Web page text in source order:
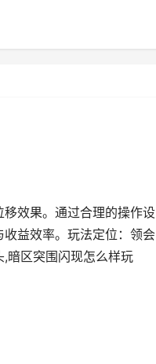
效果。通过合理的操作设
益效率。玩法定位：领会
暗区突围闪现怎么样玩